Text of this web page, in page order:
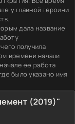
у главной героини
дала название
получила
времени начали
ее работа
было указано имя
(2019)"